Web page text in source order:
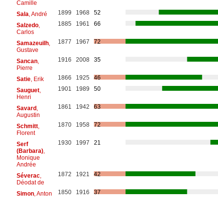
Camille
Sala , André 1899 1968
52
Salzedo,
Carlos
1885 1961 66
Samazeuilh,
Gustave
1877 1967 72
Sancan,
Pierre
1916 2008 35
Satie, Erik 1866 1925
46
Sauguet,
Henri
1901 1989 50
Savard,
Augustin
1861 1942 63
Schmitt,
Florent
1870 1958 72
Serf
(Barbara),
Monique
Andrée
1930 1997 21
Séverac,
Déodat de
1872 1921 42
Simon, Anton 1850 1916
37